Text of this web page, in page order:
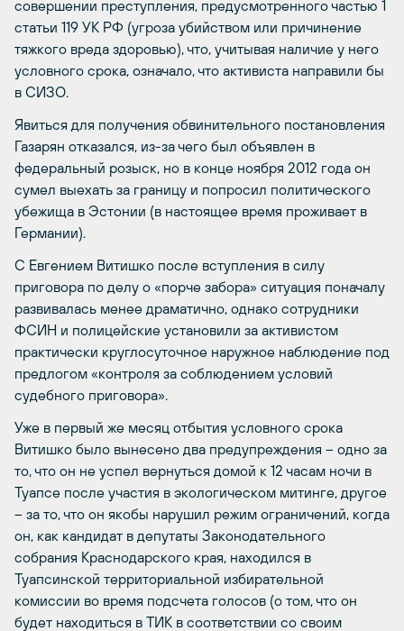
совершении преступления, предусмотренного частью 1
статьи 119 УК РФ (угроза убийством или причинение
тяжкого вреда здоровью), что, учитывая наличие у него
условного срока, означало, что активиста направили бы
в СИЗО.
Явиться для получения обвинительного постановления
Газарян отказался, из-за чего был объявлен в
федеральный розыск, но в конце ноября 2012 года он
сумел выехать за границу и попросил политического
убежища в Эстонии (в настоящее время проживает в
Германии).
С Евгением Витишко после вступления в силу
приговора по делу о «порче забора» ситуация поначалу
развивалась менее драматично, однако сотрудники
ФСИН и полицейские установили за активистом
практически круглосуточное наружное наблюдение под
предлогом «контроля за соблюдением условий
судебного приговора».
Уже в первый же месяц отбытия условного срока
Витишко было вынесено два предупреждения – одно за
то, что он не успел вернуться домой к 12 часам ночи в
Туапсе после участия в экологическом митинге, другое
– за то, что он якобы нарушил режим ограничений, когда
он, как кандидат в депутаты Законодательного
собрания Краснодарского края, находился в
Туапсинской территориальной избирательной
комиссии во время подсчета голосов (о том, что он
будет находиться в ТИК в соответствии со своим